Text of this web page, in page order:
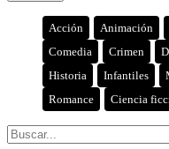
Acción Animación
Comedia
Crimen
Historia
Infantiles
Romance
Ciencia